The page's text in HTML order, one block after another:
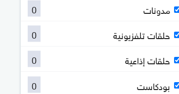
مدونات
0
حلقات تلفزيونية
0
حلقات إذاعية
0
بودكاست
0